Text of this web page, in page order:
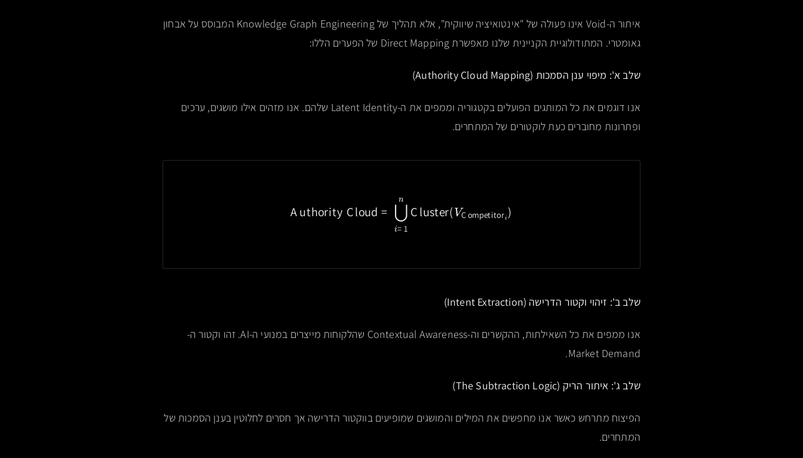
איתור ה-Void אינו פעולה של "אינטואיציה שיווקית", אלא תהליך של Knowledge Graph Engineering המבוסס על אבחון
גאומטרי. המתודולוגיית הקניינית שלנו מאפשרת Direct Mapping של הפערים הללו:
שלב א': מיפוי ענן הסמכות (Authority Cloud Mapping)
אנו דוגמים את כל המותגים הפועלים בקטגוריה וממפים את ה-Latent Identity שלהם. אנו מזהים אילו מושגים, ערכים
ופתרונות מחוברים כעת לוקטורים של המתחרים.
Authority Cloud=⋃i= 1 Cluster(VCompetitor
שלב ב': זיהוי וקטור הדרישה (Intent Extraction)
אנו ממפים את כל השאילתות, ההקשרים וה-Contextual Awareness שהלקוחות מייצרים במנועי ה-AI. זהו וקטור ה-
Market Demand.
שלב ג': איתור הריק (The Subtraction Logic)
הפיצוח מתרחש כאשר אנו מחפשים את המילים והמושגים שמופיעים בווקטור הדרישה אך חסרים לחלוטין בענן הסמכות של
המתחרים.